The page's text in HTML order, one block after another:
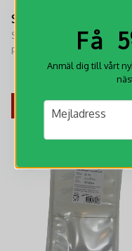
Scriptor Etiketter
Scriptor etiketter för
professionell frysmärkning.
Fryståliga och hållbara
med stark häftförmåga.
Få
Anmäl dig till vårt
email
Mejladress